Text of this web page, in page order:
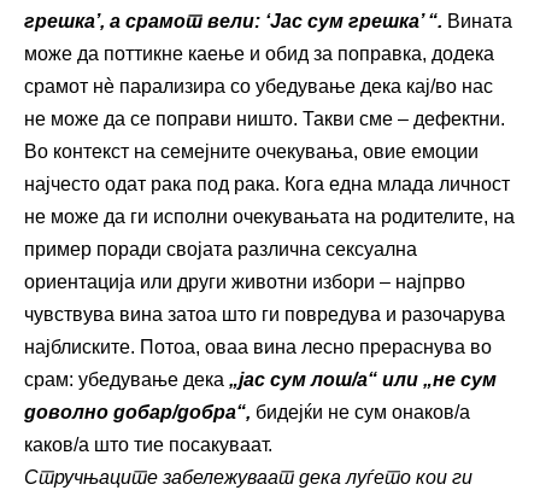
грешка’, а срамот вели: ‘Јас сум грешка’ “. Вината
може да поттикне каење и обид за поправка, додека
срамот нè парализира со убедување дека кај/во нас
не може да се поправи ништо. Такви сме – дефектни.
Во контекст на семејните очекувања, овие емоции
најчесто одат рака под рака. Кога една млада личност
не може да ги исполни очекувањата на родителите, на
пример поради својата различна сексуална
ориентација или други животни избори – најпрво
чувствува вина затоа што ги повредува и разочарува
најблиските. Потоа, оваа вина лесно прераснува во
срам: убедување дека „јас сум лош/а“ или „не сум
доволно добар/добра“, бидејќи не сум онаков/а
каков/а што тие посакуваат.
Стручњаците забележуваат дека луѓето кои ги